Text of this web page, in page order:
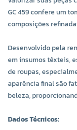
GC 459 confere um
composições
Desenvolvido pela
em insumos têxteis,
de roupas,
aparência final são
beleza,
Dados Técnicos: